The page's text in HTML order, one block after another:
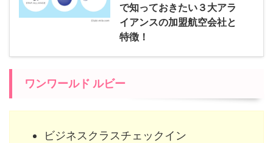
で知っておきたい３大アラ
イアンスの加盟航空会社と
特徴！
ワンワールド ルビー
ビジネスクラスチェックイン